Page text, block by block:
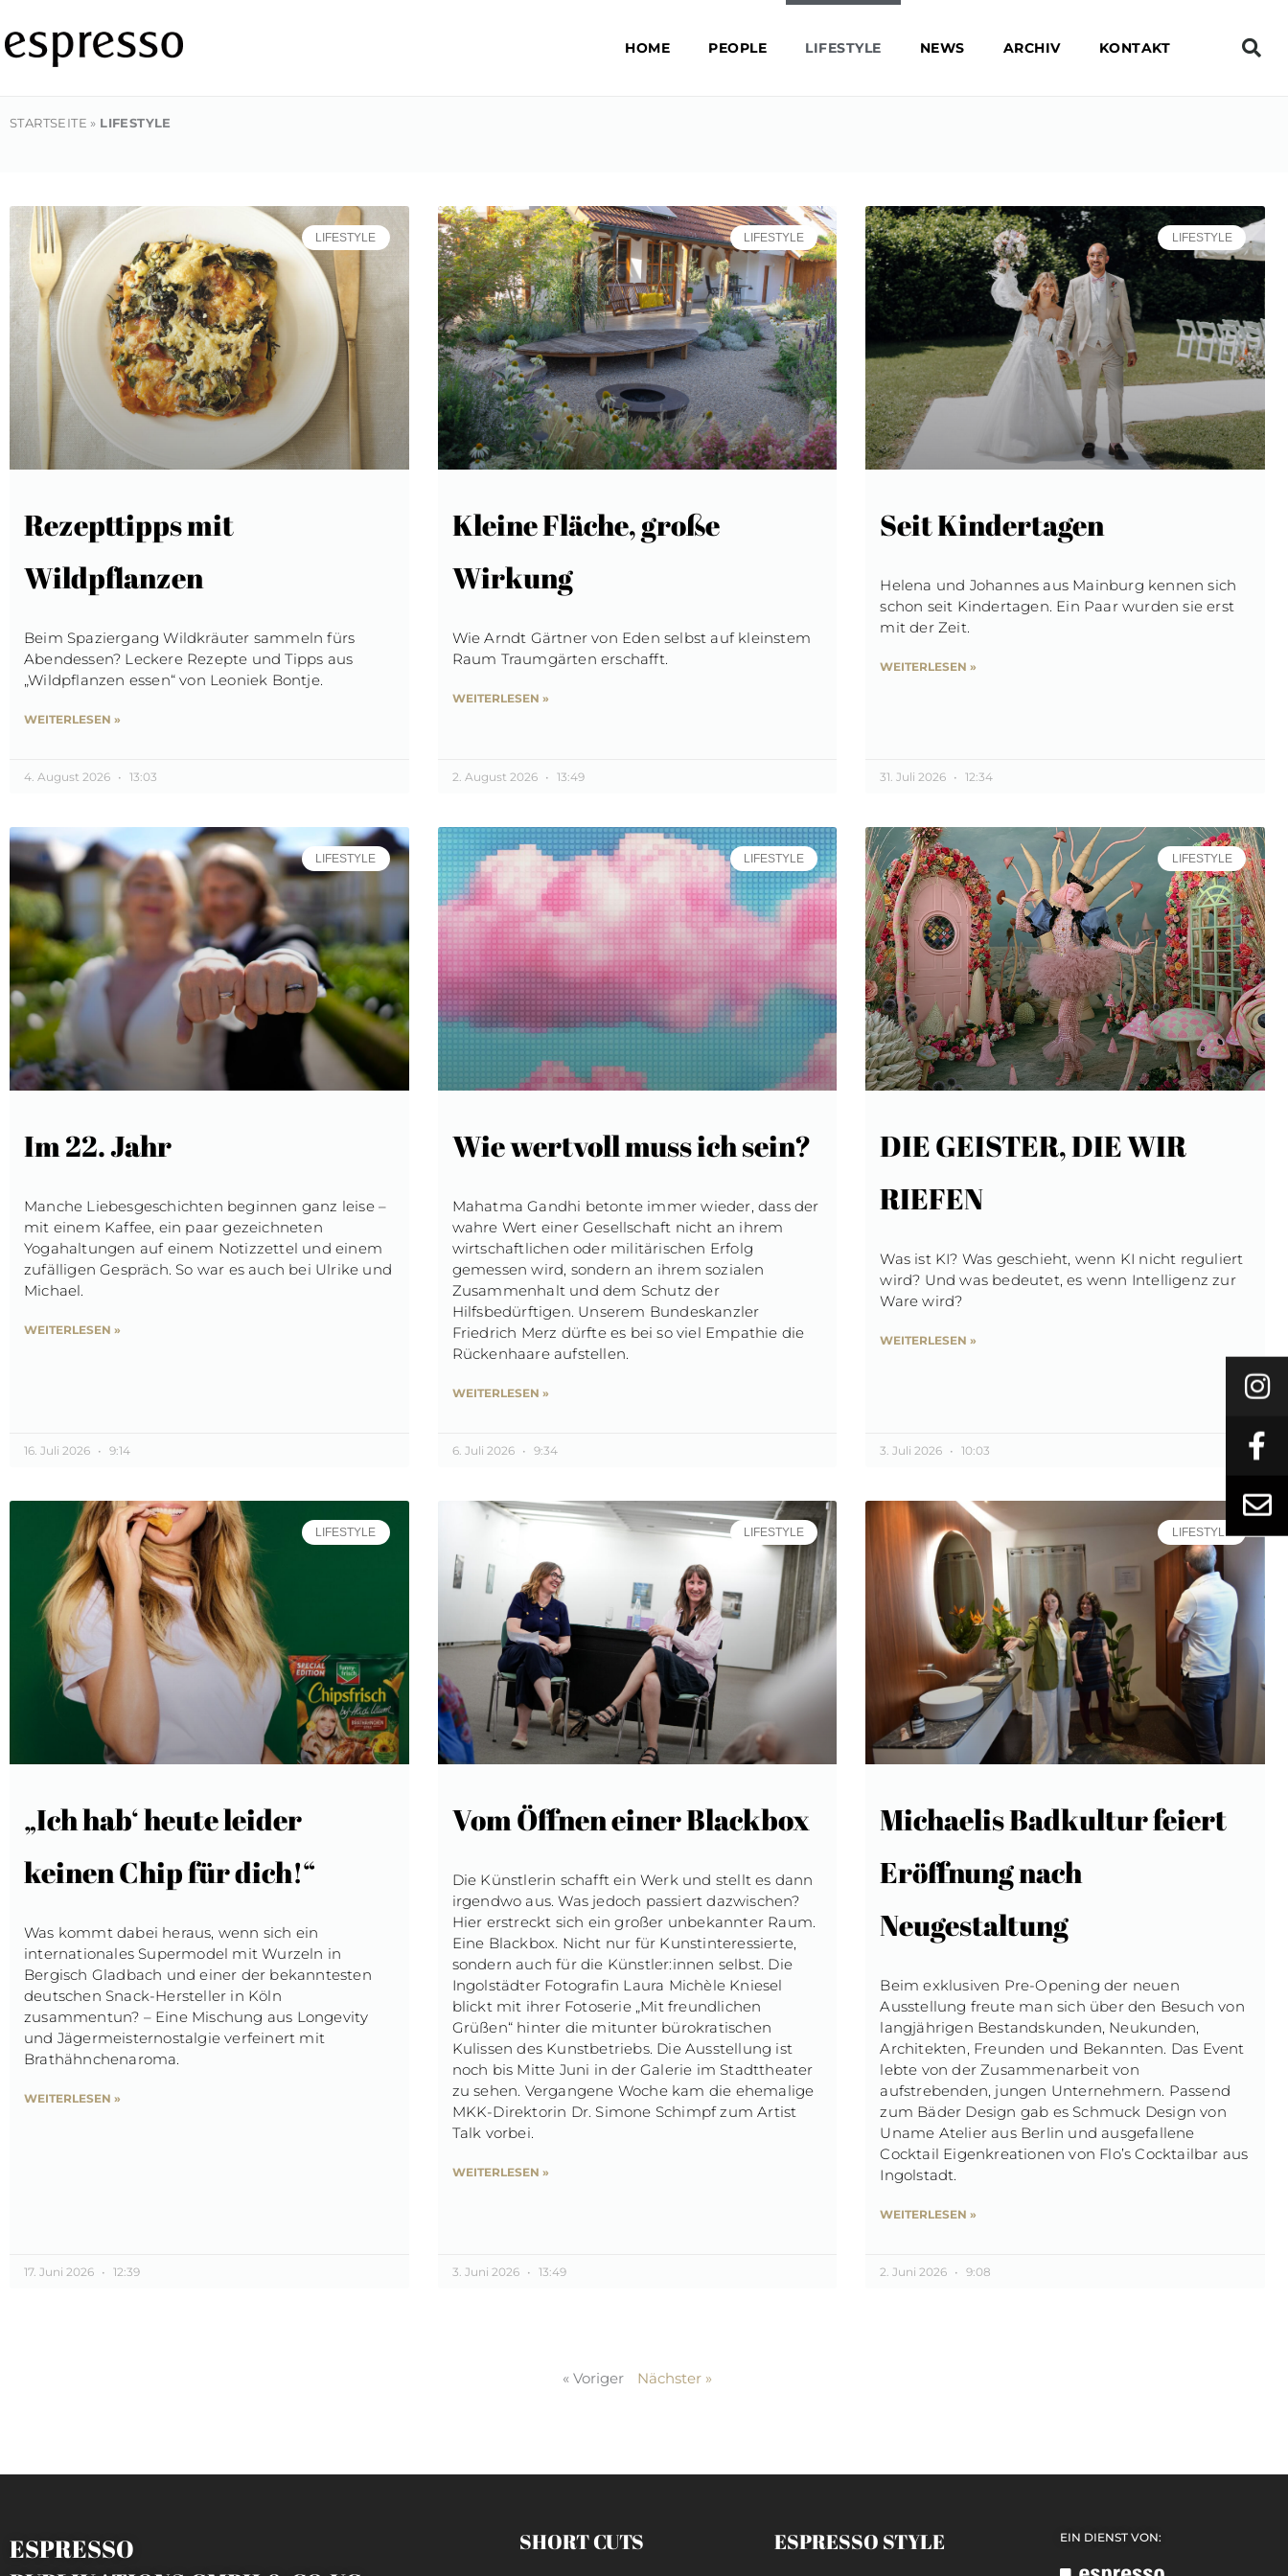
Inhalt
springen
HOME PEOPLE LIFESTYLE NEWS ARCHIV KONTAKT
STARTSEITE » LIFESTYLE
LIFESTYLE
Rezepttipps mit
Wildpflanzen
Beim Spaziergang Wildkräuter sammeln fürs
Abendessen? Leckere Rezepte und Tipps aus
„Wildpflanzen essen“ von Leoniek Bontje.
WEITERLESEN »
4. August 2026 13:03
LIFESTYLE
Kleine Fläche, große
Wirkung
Wie Arndt Gärtner von Eden selbst auf kleinstem
Raum Traumgärten erschafft.
WEITERLESEN »
2. August 2026 13:49
LIFESTYLE
Seit Kindertagen
Helena und Johannes aus Mainburg kennen sich
schon seit Kindertagen. Ein Paar wurden sie erst
mit der Zeit.
WEITERLESEN »
31. Juli 2026 12:34
LIFESTYLE
Im 22. Jahr
Manche Liebesgeschichten beginnen ganz leise –
mit einem Kaffee, ein paar gezeichneten
Yogahaltungen auf einem Notizzettel und einem
zufälligen Gespräch. So war es auch bei Ulrike und
Michael.
WEITERLESEN »
16. Juli 2026 9:14
LIFESTYLE
Wie wertvoll muss ich sein?
Mahatma Gandhi betonte immer wieder, dass der
wahre Wert einer Gesellschaft nicht an ihrem
wirtschaftlichen oder militärischen Erfolg
gemessen wird, sondern an ihrem sozialen
Zusammenhalt und dem Schutz der
Hilfsbedürftigen. Unserem Bundeskanzler
Friedrich Merz dürfte es bei so viel Empathie die
Rückenhaare aufstellen.
WEITERLESEN »
6. Juli 2026 9:34
LIFESTYLE
DIE GEISTER, DIE WIR
RIEFEN
Was ist KI? Was geschieht, wenn KI nicht reguliert
wird? Und was bedeutet, es wenn Intelligenz zur
Ware wird?
WEITERLESEN »
3. Juli 2026 10:03
LIFESTYLE
„Ich hab‘ heute leider
keinen Chip für dich!“​
Was kommt dabei heraus, wenn sich ein
internationales Supermodel mit Wurzeln in
Bergisch Gladbach und einer der bekanntesten
deutschen Snack-Hersteller in Köln
zusammentun? – Eine Mischung aus Longevity
und Jägermeisternostalgie verfeinert mit
Brathähnchenaroma.
WEITERLESEN »
17. Juni 2026 12:39
LIFESTYLE
Vom Öffnen einer Blackbox
Die Künstlerin schafft ein Werk und stellt es dann
irgendwo aus. Was jedoch passiert dazwischen?
Hier erstreckt sich ein großer unbekannter Raum.
Eine Blackbox. Nicht nur für Kunstinteressierte,
sondern auch für die Künstler:innen selbst. Die
Ingolstädter Fotografin Laura Michèle Kniesel
blickt mit ihrer Fotoserie „Mit freundlichen
Grüßen“ hinter die mitunter bürokratischen
Kulissen des Kunstbetriebs. Die Ausstellung ist
noch bis Mitte Juni in der Galerie im Stadttheater
zu sehen. Vergangene Woche kam die ehemalige
MKK-Direktorin Dr. Simone Schimpf zum Artist
Talk vorbei.
WEITERLESEN »
3. Juni 2026 13:49
LIFESTYLE
Michaelis Badkultur feiert
Eröffnung nach
Neugestaltung
Beim exklusiven Pre-Opening der neuen
Ausstellung freute man sich über den Besuch von
langjährigen Bestandskunden, Neukunden,
Architekten, Freunden und Bekannten. Das Event
lebte von der Zusammenarbeit von
aufstrebenden, jungen Unternehmern. Passend
zum Bäder Design gab es Schmuck Design von
Uname Atelier aus Berlin und ausgefallene
Cocktail Eigenkreationen von Flo’s Cocktailbar aus
Ingolstadt.
WEITERLESEN »
2. Juni 2026 9:08
« Voriger Nächster »
ESPRESSO
SHORT CUTS ESPRESSO STYLE EIN DIENST VON: